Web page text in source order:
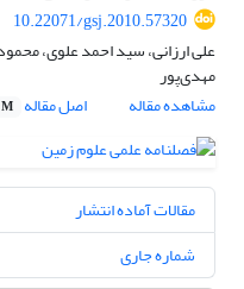
10.22071/gsj.2010.57320
علی ارزانی، سید احمد علوی،
مهدی‌پور
مشاهده مقاله
اصل مقاله
مقالات آماده انتشار
شماره جاری